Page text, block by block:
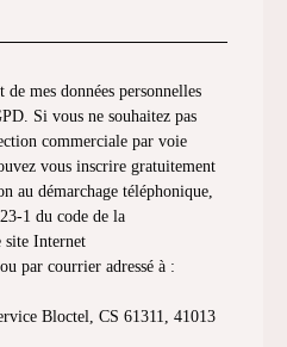
de mes données personnelles
Si vous ne souhaitez pas
commerciale par voie
vous inscrire gratuitement
au démarchage téléphonique,
1 du code de la
site Internet
par courrier adressé à :
Bloctel, CS 61311, 41013